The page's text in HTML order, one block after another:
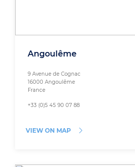
Angoulême
9 Avenue de Cognac
16000 Angoulême
France
+33 (0)5 45 90 07 88
VIEW ON MAP